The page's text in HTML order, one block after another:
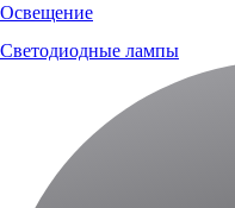
Освещение
Светодиодные лампы